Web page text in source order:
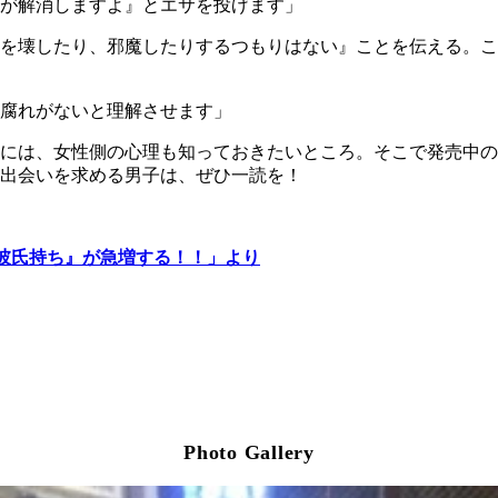
解消しますよ』とエサを投げます」
壊したり、邪魔したりするつもりはない』ことを伝える。
れがないと理解させます」
、女性側の心理も知っておきたいところ。そこで発売中の
会いを求める男子は、ぜひ一読を！
持ち』が急増する！！」より
Photo Gallery